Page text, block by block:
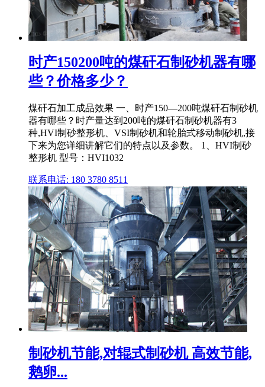
时产150200吨的煤矸石制砂机器有哪
些？价格多少？
煤矸石加工成品效果 一、时产150—200吨煤矸石制砂机
器有哪些？时产量达到200吨的煤矸石制砂机器有3
种,HVI制砂整形机、VSI制砂机和轮胎式移动制砂机,接
下来为您详细讲解它们的特点以及参数。 1、HVI制砂
整形机 型号：HVI1032
联系电话: 180 3780 8511
制砂机节能,对辊式制砂机 高效节能,
鹅卵...